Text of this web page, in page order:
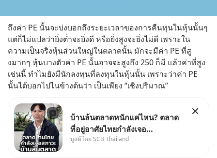
ถึงค่า PE นั้นจะบ่งบอกถึงระยะเวลาของการคืนทุนในหุ้นนั้นๆ
แต่ก็ไม่แปลว่ายิ่งต่ำจะยิ่งดี หรือยิ่งสูงจะยิ่งไม่ดี เพราะใน
ความเป็นจริงหุ้นส่วนใหญ่ในตลาดนั้น มักจะมีค่า PE ที่สู
งมากๆ หุ้นบางตัวค่า PE นั้นอาจจะสูงถึง 250 ก็มี แล้วค่าที่สูง
เช่นนี้ ทำไมยังมีนักลงทุนที่ลงทุนในหุ้นนั้น เพราะว่าค่า PE
นั้นได้บอกไปไนข้างต้นว่า เป็นเพียง “เชิงปริมาณ”
บ้านล้นตลาดหนักแค่ไหน? ตลาด
ที่อยู่อาศัยไทยกำลังเจอ
Oversupply หนักกว่าที่คิด และ
บูสต์โดย SCB Thailand